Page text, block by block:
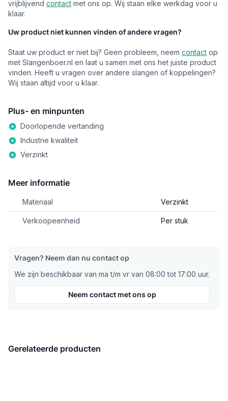
vrijblijvend contact met ons op. Wij staan elke werkdag voor u
klaar.
Uw product niet kunnen vinden of andere vragen?
Staat uw product er niet bij? Geen probleem, neem contact op
met Slangenboer.nl en laat u samen met ons het juiste product
vinden. Heeft u vragen over andere slangen of koppelingen?
Wij staan altijd voor u klaar.
Plus- en minpunten
Doorlopende vertanding
Industrie kwaliteit
Verzinkt
Meer informatie
Materiaal Verzinkt
Verkoopeenheid Per stuk
Vragen? Neem dan nu contact op
We zijn beschikbaar van ma t/m vr van 08:00 tot 17:00 uur.
Neem contact met ons op
Gerelateerde producten